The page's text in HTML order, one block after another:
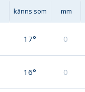
känns som mm
17° 0
16° 0